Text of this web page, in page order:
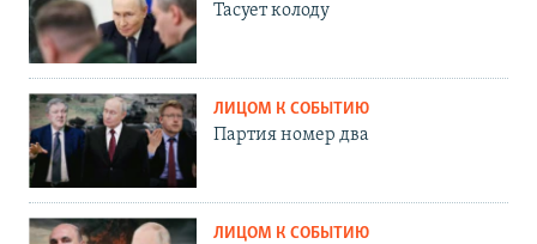
Тасует колоду
ЛИЦОМ К СОБЫТИЮ
Партия номер два
ЛИЦОМ К СОБЫТИЮ